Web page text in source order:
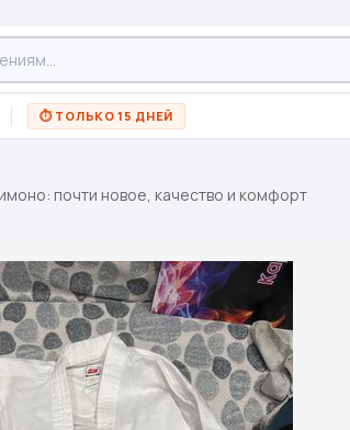
⏱ ТОЛЬКО 15 ДНЕЙ
почти новое, качество и комфорт